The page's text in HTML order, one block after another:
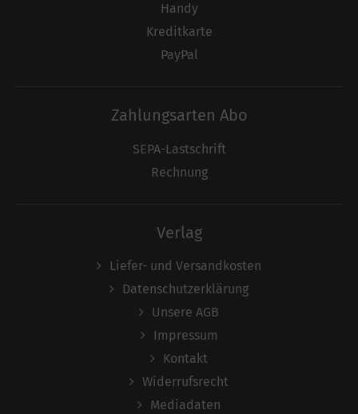
Handy
Kreditkarte
PayPal
Zahlungsarten Abo
SEPA-Lastschrift
Rechnung
Verlag
Liefer- und Versandkosten
Datenschutzerklärung
Unsere AGB
Impressum
Kontakt
Widerrufsrecht
Mediadaten